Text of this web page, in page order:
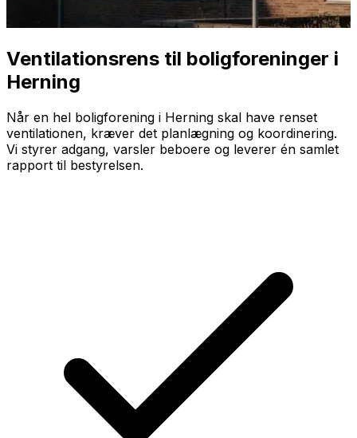
Ventilationsrens til boligforeninger i
Herning
Når en hel boligforening i Herning skal have renset
ventilationen, kræver det planlægning og koordinering.
Vi styrer adgang, varsler beboere og leverer én samlet
rapport til bestyrelsen.